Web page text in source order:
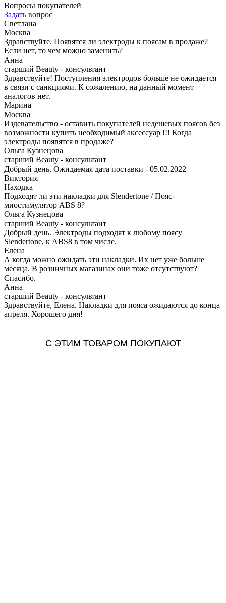
Вопросы покупателей
Задать вопрос
Светлана
Москва
Здравствуйте. Появятся ли электроды к поясам в продаже?
Если нет, то чем можно заменить?
Анна
старший Beauty - консультант
Здравствуйте! Поступления электродов больше не ожидается
в связи с санкциями. К сожалению, на данный момент
аналогов нет.
Марина
Москва
Издевательство - оставить покупателей недешевых поясов без
возможности купить необходимый аксессуар !!! Когда
электроды появятся в продаже?
Ольга Кузнецова
старший Beauty - консультант
Добрый день. Ожидаемая дата поставки - 05.02.2022
Виктория
Находка
Подходят ли эти накладки для Slendertone / Пояс-
миостимулятор ABS 8?
Ольга Кузнецова
старший Beauty - консультант
Добрый день. Электроды подходят к любому поясу
Slendertone, к ABS8 в том числе.
Елена
А когда можно ожидать эти накладки. Их нет уже больше
месяца. В розничных магазинах они тоже отсутствуют?
Спасибо.
Анна
старший Beauty - консультант
Здравствуйте, Елена. Накладки для пояса ожидаются до конца
апреля. Хорошего дня!
С ЭТИМ ТОВАРОМ ПОКУПАЮТ